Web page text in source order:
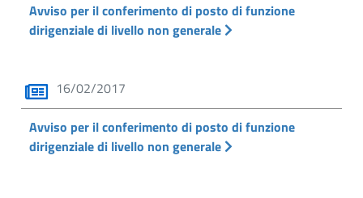
Avviso per il conferimento di posto di funzione
dirigenziale di livello non generale
16/02/2017
Avviso per il conferimento di posto di funzione
dirigenziale di livello non generale